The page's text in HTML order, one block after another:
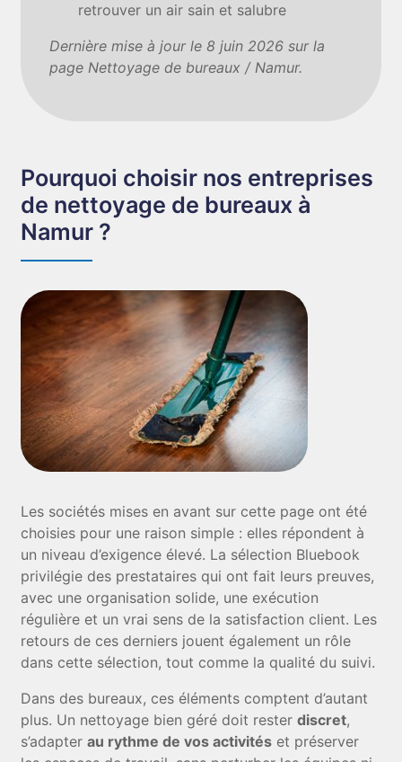
retrouver un air sain et salubre
Dernière mise à jour le 8 juin 2026 sur la
page Nettoyage de bureaux / Namur.
Pourquoi choisir nos entreprises
de nettoyage de bureaux à
Namur ?
Les sociétés mises en avant sur cette page ont été
choisies pour une raison simple : elles répondent à
un niveau d’exigence élevé. La sélection Bluebook
privilégie des prestataires qui ont fait leurs preuves,
avec une organisation solide, une exécution
régulière et un vrai sens de la satisfaction client. Les
retours de ces derniers jouent également un rôle
dans cette sélection, tout comme la qualité du suivi.
Dans des bureaux, ces éléments comptent d’autant
plus. Un nettoyage bien géré doit resterdiscret,
s’adapterau rythme de vos activités et préserver